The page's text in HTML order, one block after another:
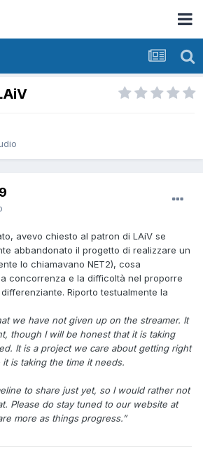
avevo chiesto al patron di LAiV se
abbandonato il progetto di realizzare un
lo chiamavano NET2), cosa
concorrenza e la difficoltà nel proporre
Riporto testualmente la
we have not given up on the streamer. It
though I will be honest that it is taking
It is a project we care about getting right
is taking the time it needs.
to share just yet, so I would rather not
Please do stay tuned to our website at
more as things progress.”